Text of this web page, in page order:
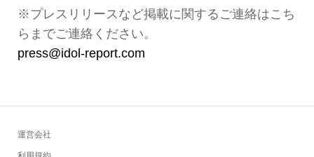
※プレスリリースなど掲載に関するご連絡はこち
らまでご連絡ください。
press@idol-report.com
運営会社